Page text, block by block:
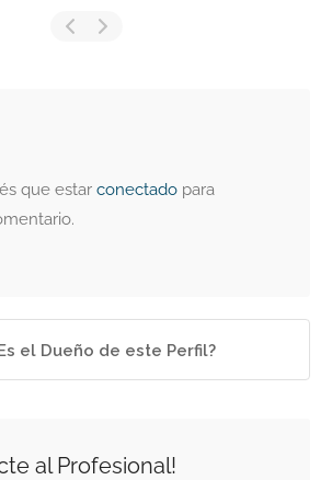
que estar conectado para
el Dueño de este Perfil?
al Profesional!